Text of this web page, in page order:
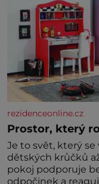
rezidenceonline.cz
Prostor, který
Je to svět, který
dětských krůčků
pokoj podporuje
odpočinek a